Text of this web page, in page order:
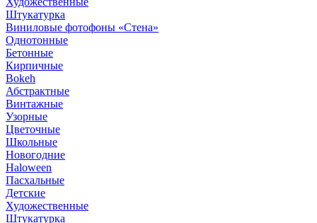
Штукатурка
Виниловые фотофоны «Стена»
Однотонные
Бетонные
Кирпичные
Bokeh
Абстрактные
Винтажные
Узорные
Цветочные
Школьные
Новогодние
Haloween
Пасхальные
Детские
Художественные
Штукатурка